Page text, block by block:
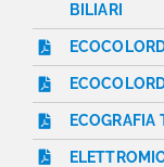
BILIARI
ECOGRAFIA